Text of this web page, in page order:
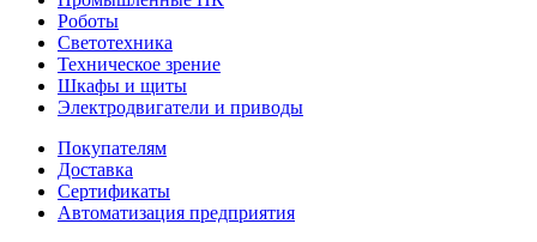
Роботы
Светотехника
Техническое зрение
Шкафы и щиты
Электродвигатели и приводы
Покупателям
Доставка
Сертификаты
Автоматизация предприятия